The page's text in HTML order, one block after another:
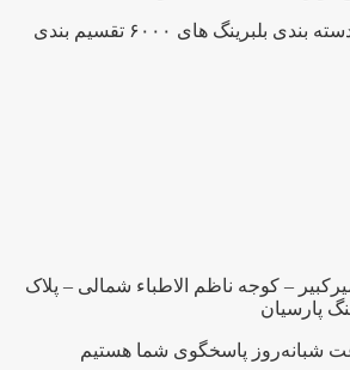
این بلبرینگها جزو دسته بندی بلبرینگ های ۶۰۰۰ تقسیم بندی
– کوجه ناظم الاطباء شمالی – پلاک